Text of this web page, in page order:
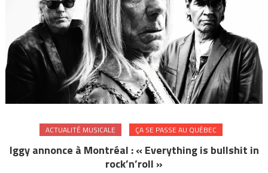
ACTUALITÉ MUSICALE ÇA SE PASSE AU QUÉBEC
Iggy annonce à Montréal : « Everything is bullshit in
rock’n’roll »